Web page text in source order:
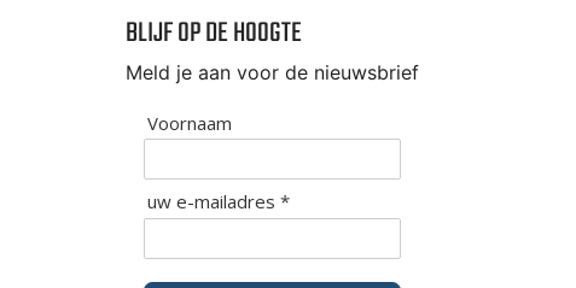
BLIJF OP DE HOOGTE
Meld je aan voor de nieuwsbrief
Voornaam
uw e-mailadres *